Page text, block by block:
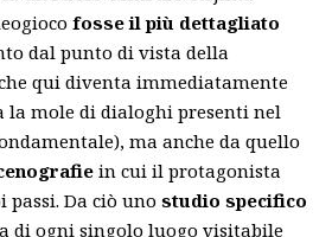
fosse il più dettagliato
dal punto di vista della
qui diventa immediatamente
la mole di dialoghi presenti nel
ma anche da quello
in cui il protagonista
passi. Da ciò uno studio specifico
di ogni singolo luogo visitabile